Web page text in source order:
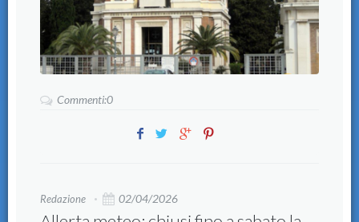
Commenti:0
Redazione 02/04/2026